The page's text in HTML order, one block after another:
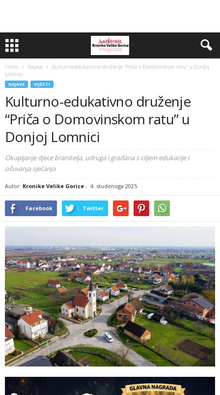
Home Najave
Kulturno-edukativno druženje “Priča o Domovinskom ratu” u Donjoj
Lomnici
NAJAVE VIJESTI
Kulturno-edukativno druženje
“Priča o Domovinskom ratu” u
Donjoj Lomnici
Okupljanje djece branitelja, udruga i građana s ciljem edukacije i
očuvanja sjećanja
Autor: Kronike Velike Gorice - 4. studenoga 2025
Facebook Twitter